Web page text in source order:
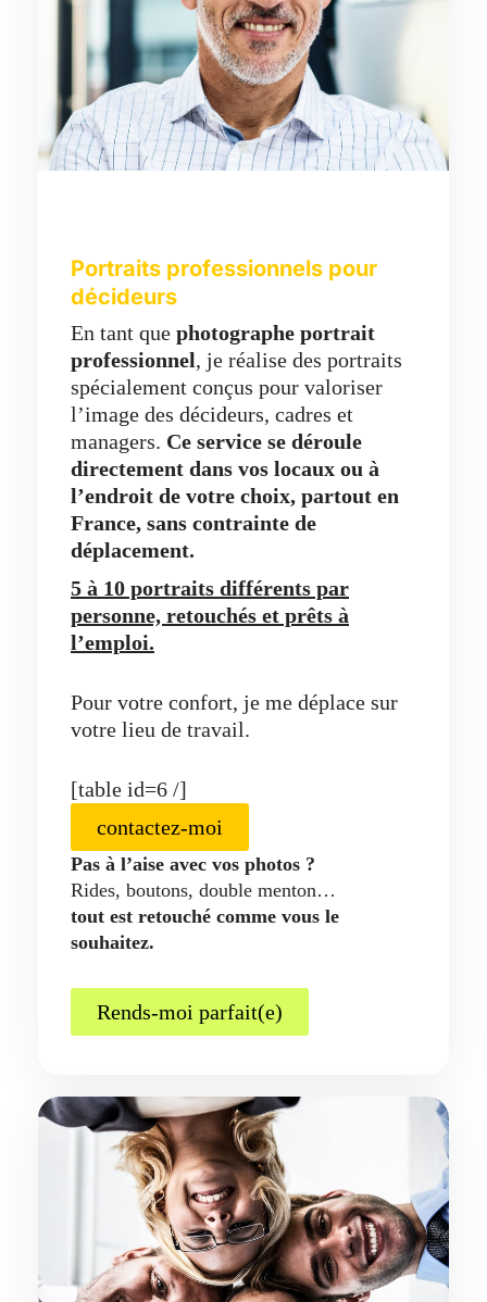
Portraits professionnels pour
décideurs
En tant que photographe portrait
professionnel, je réalise des portraits
spécialement conçus pour valoriser
l’image des décideurs, cadres et
managers. Ce service se déroule
directement dans vos locaux ou à
l’endroit de votre choix, partout en
France, sans contrainte de
déplacement.
5 à 10 portraits différents par
personne, retouchés et prêts à
l’emploi.
Pour votre confort, je me déplace sur
votre lieu de travail.
[table id=6 /]
contactez-moi
Pas à l’aise avec vos photos ?
Rides, boutons, double menton…
tout est retouché comme vous le
souhaitez.
Rends-moi parfait(e)